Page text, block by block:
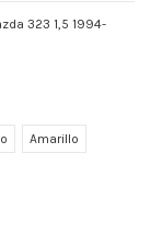
323 1,5 1994-
Amarillo